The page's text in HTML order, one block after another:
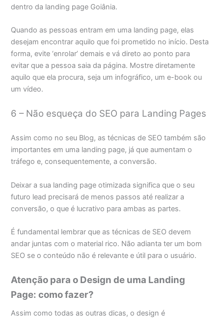
dentro da landing page Goiânia.
Quando as pessoas entram em uma landing page, elas
desejam encontrar aquilo que foi prometido no início. Desta
forma, evite ‘enrolar’ demais e vá direto ao ponto para
evitar que a pessoa saia da página. Mostre diretamente
aquilo que ela procura, seja um infográfico, um e-book ou
um vídeo.
6 – Não esqueça do SEO para Landing Pages
Assim como no seu Blog, as técnicas de SEO também são
importantes em uma landing page, já que aumentam o
tráfego e, consequentemente, a conversão.
Deixar a sua landing page otimizada significa que o seu
futuro lead precisará de menos passos até realizar a
conversão, o que é lucrativo para ambas as partes.
É fundamental lembrar que as técnicas de SEO devem
andar juntas com o material rico. Não adianta ter um bom
SEO se o conteúdo não é relevante e útil para o usuário.
Atenção para o Design de uma Landing
Page: como fazer?
Assim como todas as outras dicas, o design é